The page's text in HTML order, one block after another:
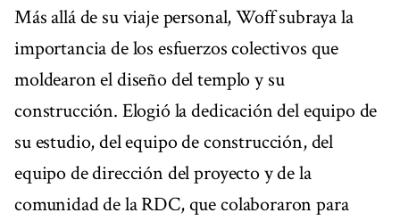
Más allá de su viaje personal, Woff subraya la
importancia de los esfuerzos colectivos que
moldearon el diseño del templo y su
construcción. Elogió la dedicación del equipo de
su estudio, del equipo de construcción, del
equipo de dirección del proyecto y de la
comunidad de la RDC, que colaboraron para